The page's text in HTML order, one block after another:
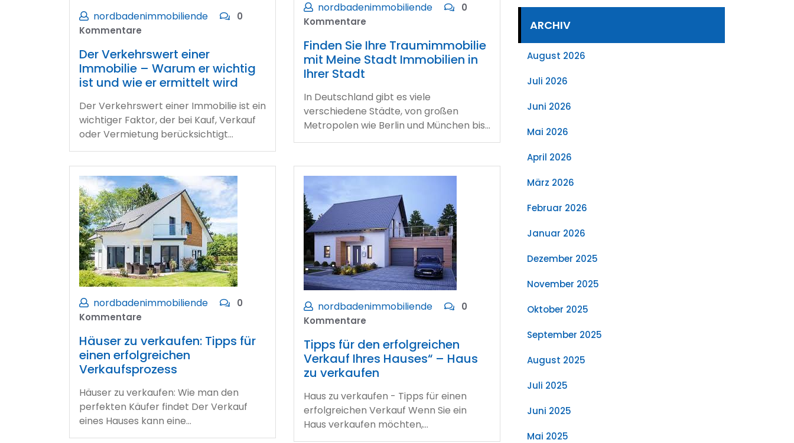
nordbadenimmobiliende
0
Kommentare
Der Verkehrswert einer
Immobilie – Warum er wichtig
ist und wie er ermittelt wird
Der Verkehrswert einer Immobilie ist ein
wichtiger Faktor, der bei Kauf, Verkauf
oder Vermietung berücksichtigt…
nordbadenimmobiliende
0
Kommentare
Finden Sie Ihre Traumimmobilie
mit Meine Stadt Immobilien in
Ihrer Stadt
In Deutschland gibt es viele
verschiedene Städte, von großen
Metropolen wie Berlin und München bis…
nordbadenimmobiliende
0
Kommentare
Häuser zu verkaufen: Tipps für
einen erfolgreichen
Verkaufsprozess
Häuser zu verkaufen: Wie man den
perfekten Käufer findet Der Verkauf
eines Hauses kann eine…
nordbadenimmobiliende
0
Kommentare
Tipps für den erfolgreichen
Verkauf Ihres Hauses“ – Haus
zu verkaufen
Haus zu verkaufen - Tipps für einen
erfolgreichen Verkauf Wenn Sie ein
Haus verkaufen möchten,…
ARCHIV
August 2026
Juli 2026
Juni 2026
Mai 2026
April 2026
März 2026
Februar 2026
Januar 2026
Dezember 2025
November 2025
Oktober 2025
September 2025
August 2025
Juli 2025
Juni 2025
Mai 2025